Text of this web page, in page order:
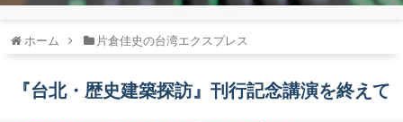
ホーム 片倉佳史の台湾エクスプレス
『台北・歴史建築探訪』刊行記念講演を終えて